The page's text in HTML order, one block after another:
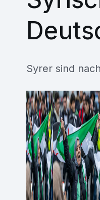
Syrer sind